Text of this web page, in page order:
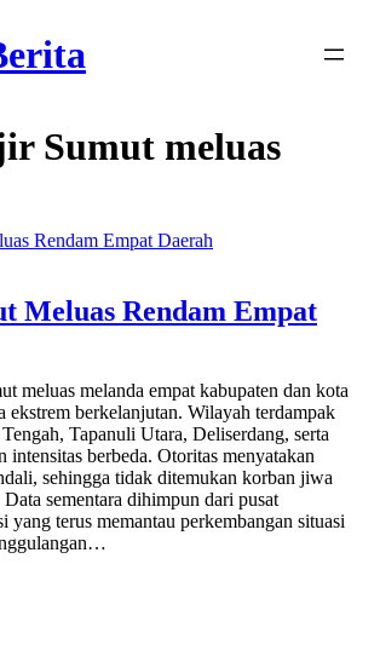
Sumut meluas
Meluas Rendam Empat
meluas melanda empat kabupaten dan kota
ekstrem berkelanjutan. Wilayah terdampak
Tapanuli Utara, Deliserdang, serta
intensitas berbeda. Otoritas menyatakan
sehingga tidak ditemukan korban jiwa
sementara dihimpun dari pusat
yang terus memantau perkembangan situasi